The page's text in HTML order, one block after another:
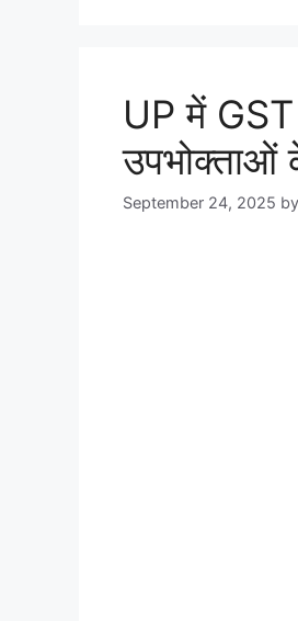
UP में GST
उपभोक्ताओं
September 24, 2025 by